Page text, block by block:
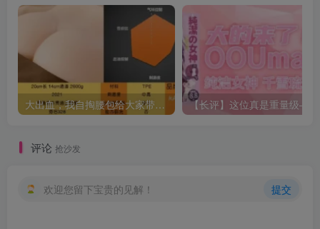
大出血，我自掏腰包给大家带来——KAGUYANO新品蜂蜜芥末酱倔强款测评
评论 抢沙发
欢迎您留下宝贵的见解！ 提交